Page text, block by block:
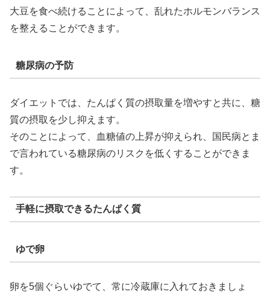
大豆を食べ続けることによって、乱れたホルモンバランス
を整えることができます。
糖尿病の予防
ダイエットでは、たんぱく質の摂取量を増やすと共に、糖
質の摂取を少し抑えます。
そのことによって、血糖値の上昇が抑えられ、国民病とま
で言われている糖尿病のリスクを低くすることができま
す。
手軽に摂取できるたんぱく質
ゆで卵
卵を5個ぐらいゆでて、常に冷蔵庫に入れておきましょ